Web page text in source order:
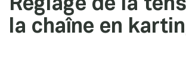
Réglage de la
la chaîne en